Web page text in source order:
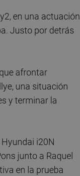
en una actuación
Justo por detrás
afrontar
una situación
y terminar la
i20N
junto a Raquel
en la prueba